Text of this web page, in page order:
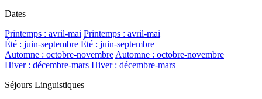
Dates
Printemps : avril-mai Printemps : avril-mai
Été : juin-septembre Été : juin-septembre
Automne : octobre-novembreAutomne : octobre-novembre
Hiver : décembre-mars Hiver : décembre-mars
Séjours Linguistiques